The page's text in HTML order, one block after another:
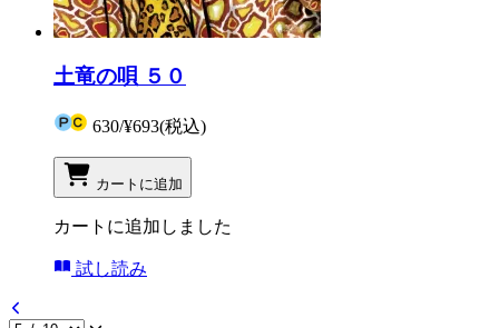
土竜の唄 ５０
630/¥693(税込)
カートに追加
カートに追加しました
試し読み